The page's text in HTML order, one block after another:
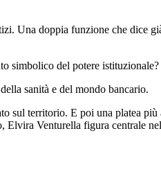
Una doppia funzione che dice
simbolico del potere istituzionale?
sanità e del mondo bancario.
sul territorio. E poi una platea
Venturella figura centrale